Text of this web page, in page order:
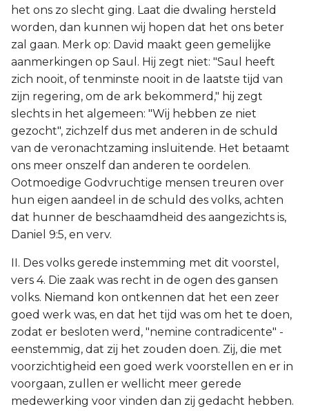
het ons zo slecht ging. Laat die dwaling hersteld
worden, dan kunnen wij hopen dat het ons beter
zal gaan. Merk op: David maakt geen gemelijke
aanmerkingen op Saul. Hij zegt niet: "Saul heeft
zich nooit, of tenminste nooit in de laatste tijd van
zijn regering, om de ark bekommerd," hij zegt
slechts in het algemeen: "Wij hebben ze niet
gezocht", zichzelf dus met anderen in de schuld
van de veronachtzaming insluitende. Het betaamt
ons meer onszelf dan anderen te oordelen.
Ootmoedige Godvruchtige mensen treuren over
hun eigen aandeel in de schuld des volks, achten
dat hunner de beschaamdheid des aangezichts is,
Daniel 9:5, en verv.
II. Des volks gerede instemming met dit voorstel,
vers 4. Die zaak was recht in de ogen des gansen
volks. Niemand kon ontkennen dat het een zeer
goed werk was, en dat het tijd was om het te doen,
zodat er besloten werd, "nemine contradicente" -
eenstemmig, dat zij het zouden doen. Zij, die met
voorzichtigheid een goed werk voorstellen en er in
voorgaan, zullen er wellicht meer gerede
medewerking voor vinden dan zij gedacht hebben.